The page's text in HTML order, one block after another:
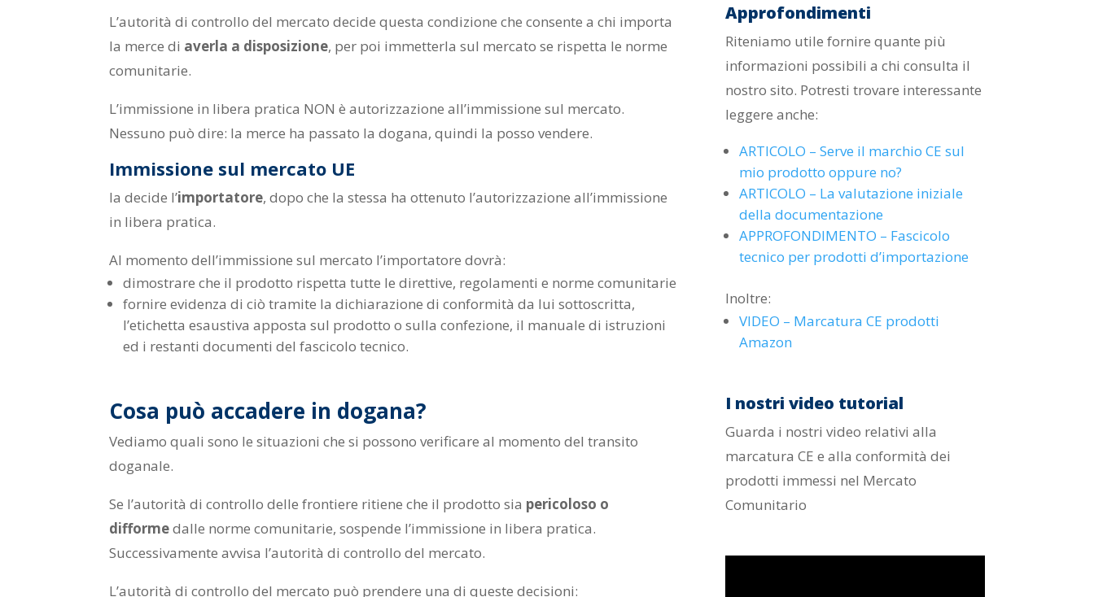
L’autorità di controllo del mercato decide questa condizione che consente a chi importa
la merce di averla a disposizione, per poi immetterla sul mercato se rispetta le norme
comunitarie.
L’immissione in libera pratica NON è autorizzazione all’immissione sul mercato.
Nessuno può dire: la merce ha passato la dogana, quindi la posso vendere.
Immissione sul mercato UE
la decide l’importatore, dopo che la stessa ha ottenuto l’autorizzazione all’immissione
in libera pratica.
Al momento dell’immissione sul mercato l’importatore dovrà:
dimostrare che il prodotto rispetta tutte le direttive, regolamenti e norme comunitarie
fornire evidenza di ciò tramite la dichiarazione di conformità da lui sottoscritta,
l’etichetta esaustiva apposta sul prodotto o sulla confezione, il manuale di istruzioni
ed i restanti documenti del fascicolo tecnico.
Cosa può accadere in dogana?
Vediamo quali sono le situazioni che si possono verificare al momento del transito
doganale.
Se l’autorità di controllo delle frontiere ritiene che il prodotto sia pericoloso o
difformedalle norme comunitarie, sospende l’immissione in libera pratica.
Successivamente avvisa l’autorità di controllo del mercato.
L’autorità di controllo del mercato può prendere una di queste decisioni:
il
volume.
su/giù
per
aumentare
il
Approfondimenti
Riteniamo utile fornire quante più
informazioni possibili a chi consulta il
nostro sito. Potresti trovare interessante
leggere anche:
ARTICOLO – Serve il marchio CE sul
mio prodotto oppure no?
ARTICOLO – La valutazione iniziale
della documentazione
APPROFONDIMENTO – Fascicolo
tecnico per prodotti d’importazione
Inoltre:
VIDEO – Marcatura CE prodotti
Amazon
I nostri video tutorial
Guarda i nostri video relativi alla
marcatura CE e alla conformità dei
prodotti immessi nel Mercato
Comunitario